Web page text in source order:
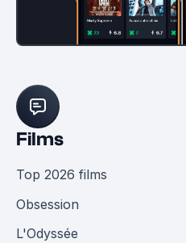
Films
Top 2026 films
Obsession
L'Odyssée